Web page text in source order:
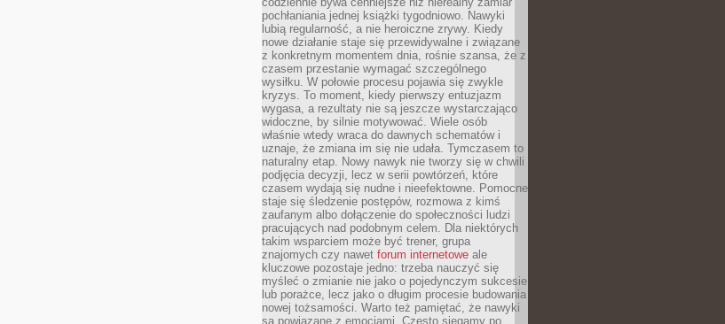
pochłaniania jednej książki tygodniowo. Nawyki
lubią regularność, a nie heroiczne zrywy. Kiedy
nowe działanie staje się przewidywalne i związane
z konkretnym momentem dnia, rośnie szansa, że z
czasem przestanie wymagać szczególnego
wysiłku. W połowie procesu pojawia się zwykle
kryzys. To moment, kiedy pierwszy entuzjazm
wygasa, a rezultaty nie są jeszcze wystarczająco
widoczne, by silnie motywować. Wiele osób
właśnie wtedy wraca do dawnych schematów i
uznaje, że zmiana im się nie udała. Tymczasem to
naturalny etap. Nowy nawyk nie tworzy się w chwili
podjęcia decyzji, lecz w serii powtórzeń, które
czasem wydają się nudne i nieefektowne. Pomocne
staje się śledzenie postępów, rozmowa z kimś
zaufanym albo dołączenie do społeczności ludzi
pracujących nad podobnym celem. Dla niektórych
takim wsparciem może być trener, grupa
znajomych czy nawet forum internetowe ale
kluczowe pozostaje jedno: trzeba nauczyć się
myśleć o zmianie nie jako o pojedynczym sukcesie
lub porażce, lecz jako o długim procesie budowania
nowej tożsamości. Warto też pamiętać, że nawyki
są powiązane z emocjami. Często sięgamy po